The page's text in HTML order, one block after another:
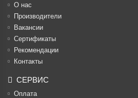
О нас
Производители
Вакансии
Cертификаты
Рекомендации
Контакты
СЕРВИС
Оплата